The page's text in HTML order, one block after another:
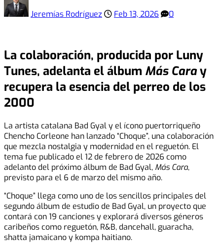
Jeremías Rodríguez Feb 13, 2026 0
La colaboración, producida por Luny
Tunes, adelanta el álbum Más Caray
recupera la esencia del perreo de los
2000
La artista catalana Bad Gyal y el ícono puertorriqueño
Chencho Corleone han lanzado “Choque”, una colaboración
que mezcla nostalgia y modernidad en el reguetón. El
tema fue publicado el 12 de febrero de 2026 como
adelanto del próximo álbum de Bad Gyal, Más Cara,
previsto para el 6 de marzo del mismo año.
“Choque” llega como uno de los sencillos principales del
segundo álbum de estudio de Bad Gyal, un proyecto que
contará con 19 canciones y explorará diversos géneros
caribeños como reguetón, R&B, dancehall, guaracha,
shatta jamaicano y kompa haitiano.